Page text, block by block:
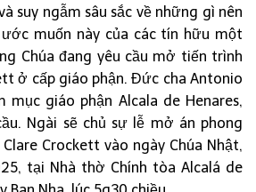
suy ngẫm sâu sắc về những gì nên
muốn này của các tín hữu một
Chúa đang yêu cầu mở tiến trình
ở cấp giáo phận. Đức cha Antonio
mục giáo phận Alcala de Henares,
Ngài sẽ chủ sự lễ mở án phong
Crockett vào ngày Chúa Nhật,
tại Nhà thờ Chính tòa Alcalá de